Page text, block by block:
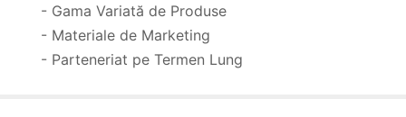
- Gama Variată de Produse
- Materiale de Marketing
- Parteneriat pe Termen Lung